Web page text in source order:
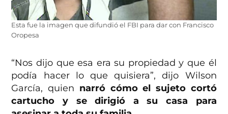
Esta fue la imagen que difundió el FBI para dar con Francisco
Oropesa
“Nos dijo que esa era su propiedad y que él
podía hacer lo que quisiera”, dijo Wilson
García, quien narró cómo el sujeto cortó
cartucho y se dirigió a su casa para